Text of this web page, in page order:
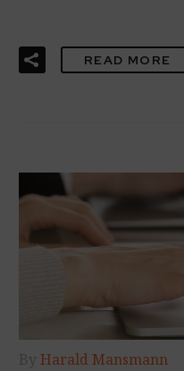
READ MORE
Harald Mansmann